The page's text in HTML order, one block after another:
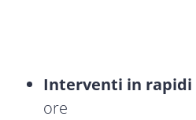
Interventi in rapidi
ore